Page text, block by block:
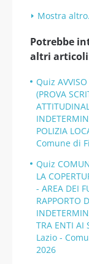
Mostra
Potrebbe
altri
Quiz AVVISO
(PROVA
POLIZIA
Comune di
Quiz
LA
- AREA DEI
RAPPORTO
TRA ENTI AI
Lazio -
2026